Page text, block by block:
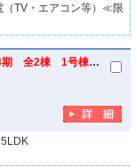
（TV・エアコン等）≪限
【新築一戸建て】早良区田隈2丁目3期 全2棟 1号棟 新築戸建
5LDK